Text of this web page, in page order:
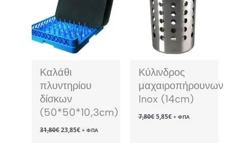
Καλάθι
πλυντηρίου
δίσκων
(50*50*10,3cm)
31,80€Original
price
23,85€Η+ ΦΠΑ
Κύλινδρος
μαχαιροπήρουνων
Inox (14cm)
7,80€Original
price
5,85€Η+ ΦΠΑ